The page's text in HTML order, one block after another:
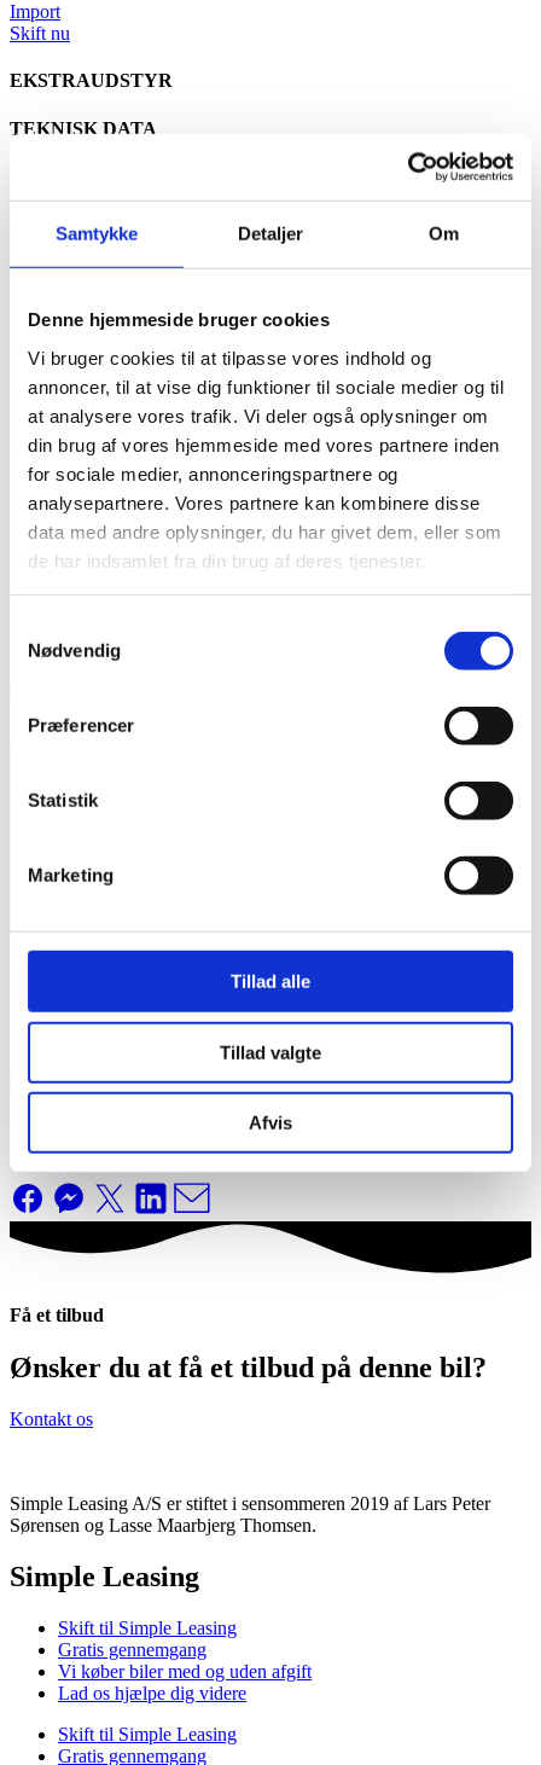
Samtykke Detaljer Om
Denne hjemmeside bruger cookies
Vi bruger cookies til at tilpasse vores indhold og
annoncer, til at vise dig funktioner til sociale medier og til
at analysere vores trafik. Vi deler også oplysninger om
din brug af vores hjemmeside med vores partnere inden
for sociale medier, annonceringspartnere og
analysepartnere. Vores partnere kan kombinere disse
data med andre oplysninger, du har givet dem, eller som
de har indsamlet fra din brug af deres tjenester.
Nødvendig
Præferencer
Statistik
Marketing
Tillad alle
Tillad valgte
Afvis
Import
Skift nu
EKSTRAUDSTYR
TEKNISK DATA
Bredde: cm
Gear:
Tophastighed: km/t
Om bilen
Detaljer
Få tilbud
Dit telefonnummer
Din besked (valgfri)
Få et tilbud
Ønsker du at få et tilbud på denne bil?
Kontakt os
Simple Leasing A/S er stiftet i sensommeren 2019 af Lars Peter
Sørensen og Lasse Maarbjerg Thomsen.
Simple Leasing
Skift til Simple Leasing
Gratis gennemgang
Vi køber biler med og uden afgift
Lad os hjælpe dig videre
Skift til Simple Leasing
Gratis gennemgang